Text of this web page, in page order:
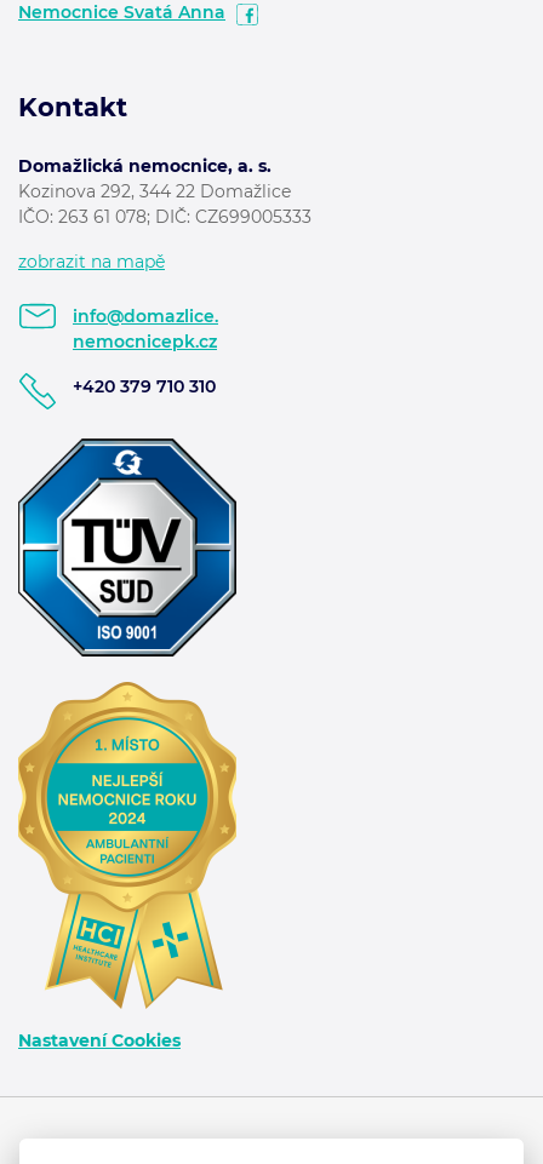
Nemocnice Svatá Anna
Kontakt
Domažlická nemocnice, a. s.
Kozinova 292, 344 22 Domažlice
IČO: 263 61 078; DIČ: CZ699005333
zobrazit na mapě
info@domazlice.
nemocnicepk.cz
+420 379 710 310
Nastavení Cookies